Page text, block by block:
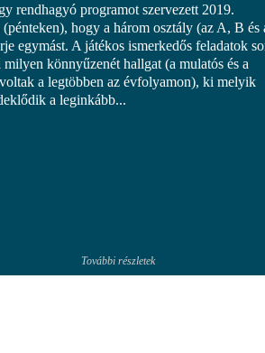
rendhagyó programot szervezett 2019.
hogy a három osztály (az A, B és
egymást. A játékos ismerkedős feladatok
könnyűzenét hallgat (a mulatós és a
a legtöbben az évfolyamon), ki melyik
a leginkább...
További részletek